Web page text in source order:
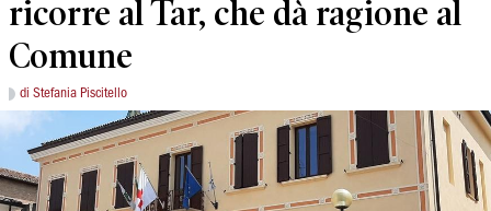
ricorre al Tar, che dà ragione al
Comune
di Stefania Piscitello